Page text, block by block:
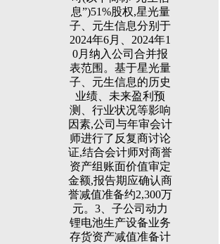
息”)51%股权,星光量
子、元生信息分别于
2024年6月、2024年1
0月纳入公司合并报
表范围。基于星光量
子、元生信息的历史
业绩、未来盈利预
测、行业状况等影响
因素,公司与年审会计
师进行了反复商讨论
证,结合会计师对商誉
资产组账面价值审定
金额,报告期应确认商
誉减值准备约2,300万
元。3、子公司动力
锂电池生产设备业务
存货资产减值准备计